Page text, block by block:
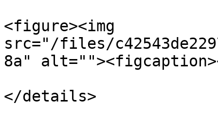
<figure><img
src="/files/
8a"
</details>